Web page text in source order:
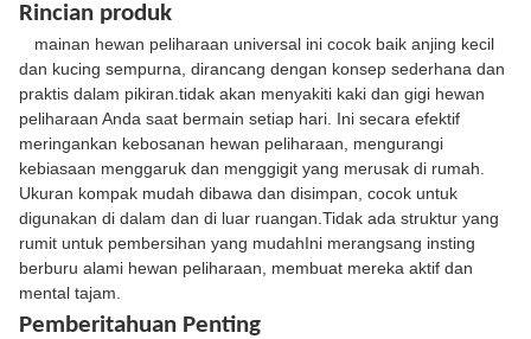
Rincian produk
mainan hewan peliharaan universal ini cocok baik anjing kecil
dan kucing sempurna, dirancang dengan konsep sederhana dan
praktis dalam pikiran.tidak akan menyakiti kaki dan gigi hewan
peliharaan Anda saat bermain setiap hari. Ini secara efektif
meringankan kebosanan hewan peliharaan, mengurangi
kebiasaan menggaruk dan menggigit yang merusak di rumah.
Ukuran kompak mudah dibawa dan disimpan, cocok untuk
digunakan di dalam dan di luar ruangan.Tidak ada struktur yang
rumit untuk pembersihan yang mudahIni merangsang insting
berburu alami hewan peliharaan, membuat mereka aktif dan
mental tajam.
Pemberitahuan Penting